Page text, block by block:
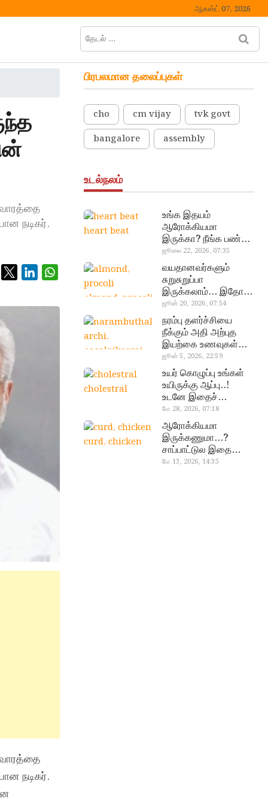
ஆகஸ்ட் 07, 2026
தேடல்
… M
நடிகர்.
நடிகர்.
பிரபலமான தலைப்புகள்
cho cm vijay
tvk govt
bangalore
assembly
உடல்நலம்
heart beat
உங்க இதயம்
ஆரோக்கியமா
இருக்கா? நீங்க பண்ண
வேண்டிய எளிய 5
டெஸ்ட்!
ஜூலை 22, 2026, 07:35
almond, procoli
வயதானவர்களும்
சுறுசுறுப்பா
இருக்கலாம்… இதோ
சூப்பர் உணவுகள்!
ஜூன் 20, 2026, 07:54
narambuthalar
chi,
pasalaikeerai
நரம்பு தளர்ச்சியை
நீக்கும் அதி அற்புத
இயற்கை உணவுகள்…
தவற விட்டுறாதீங்க!
ஜூன் 5, 2026, 22:59
cholestral
உயர் கொழுப்பு உங்கள்
உயிருக்கு ஆப்பு..!
உடனே இதைச்
செய்யுங்க!
மே 28, 2026, 07:18
curd, chicken
ஆரோக்கியமா
இருக்கணுமா…?
சாப்பாட்டுல இதை
எல்லாம்
மே 13, 2026, 14:35